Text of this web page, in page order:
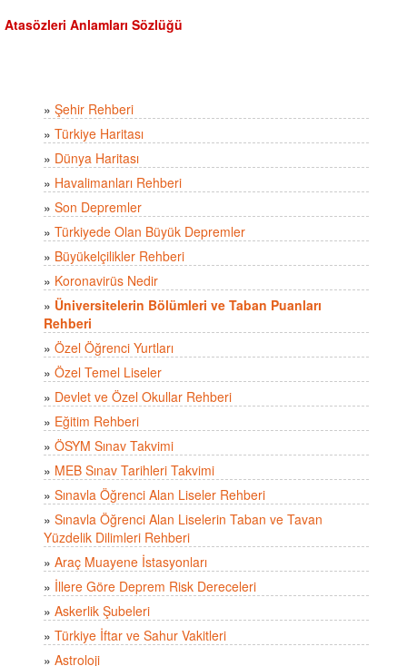
Atasözleri Anlamları Sözlüğü
» Şehir Rehberi
» Türkiye Haritası
» Dünya Haritası
» Havalimanları Rehberi
» Son Depremler
» Türkiyede Olan Büyük Depremler
» Büyükelçilikler Rehberi
» Koronavirüs Nedir
» Üniversitelerin Bölümleri ve Taban Puanları
Rehberi
» Özel Öğrenci Yurtları
» Özel Temel Liseler
» Devlet ve Özel Okullar Rehberi
» Eğitim Rehberi
» ÖSYM Sınav Takvimi
» MEB Sınav Tarihleri Takvimi
» Sınavla Öğrenci Alan Liseler Rehberi
» Sınavla Öğrenci Alan Liselerin Taban ve Tavan
Yüzdelik Dilimleri Rehberi
» Araç Muayene İstasyonları
» İllere Göre Deprem Risk Dereceleri
» Askerlik Şubeleri
» Türkiye İftar ve Sahur Vakitleri
» Astroloji